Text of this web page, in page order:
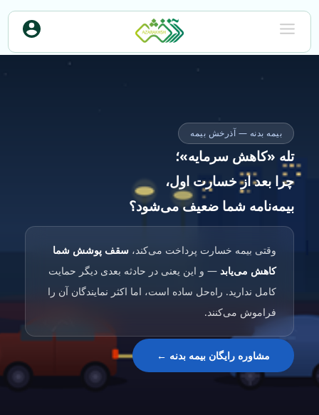
بیمه بدنه — آذرخش بیمه
تله «کاهش سرمایه»؛
چرا بعد از خسارت اول،
بیمه‌نامه شما ضعیف می‌شود؟
وقتی بیمه خسارت پرداخت می‌کند، سقف پوشش شما
کاهش می‌یابد — و این یعنی در حادثه بعدی دیگر حمایت
کامل ندارید. راه‌حل ساده است، اما اکثر نمایندگان آن را
فراموش می‌کنند.
مشاوره رایگان بیمه بدنه ←